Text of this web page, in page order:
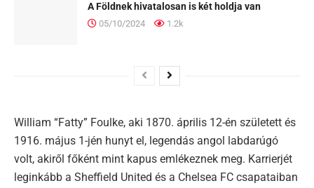
A Földnek hivatalosan is két holdja van
05/10/2024 1.2k
William “Fatty” Foulke, aki 1870. április 12-én született és
1916. május 1-jén hunyt el, legendás angol labdarúgó
volt, akiről főként mint kapus emlékeznek meg. Karrierjét
leginkább a Sheffield United és a Chelsea FC csapataiban